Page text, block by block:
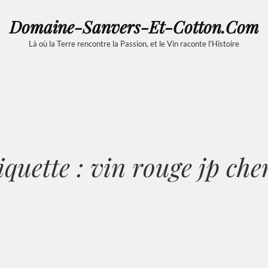
Domaine-Sanvers-Et-Cotton.com
Là où la Terre rencontre la Passion, et le Vin raconte l'Histoire
: vin rouge jp